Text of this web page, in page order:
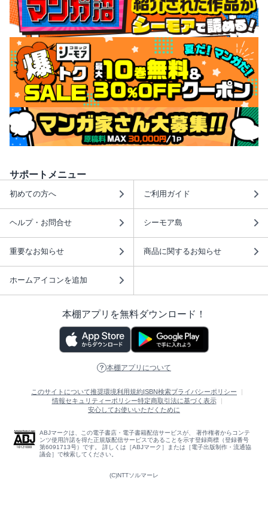
サポートメニュー
初めての方へ ご利用ガイド
ヘルプ・お問合せ シーモア島
重要なお知らせ 商品に関するお知らせ
ホームアイコンを追加
本棚アプリを無料ダウンロード！
本棚アプリについて
このサイトについて推奨環境利用規約 ISBN検索プライバシーポリシー
情報セキュリティーポリシー特定商取引法に基づく表示
安心してお使いいただくために
ABJマークは、この電子書店・電子書籍配信サービスが、 著作権者からコンテ
ンツ使用許諾を得た正規版配信サービスであることを示す登録商標（登録番号
第6091713号）です。 詳しくは［ABJマーク］または［電子出版制作・流通協
議会］で検索してください。
(C)NTTソルマーレ